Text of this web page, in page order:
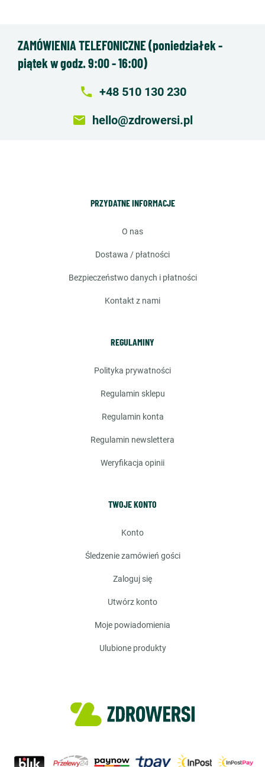
ZAMÓWIENIA TELEFONICZNE (poniedziałek -
piątek w godz. 9:00 - 16:00)
local_phone +48 510 130 230
email hello@zdrowersi.pl
PRZYDATNE INFORMACJE
o nas
dostawa / płatności
bezpieczeństwo danych i płatności
kontakt z nami
REGULAMINY
polityka prywatności
regulamin sklepu
regulamin konta
regulamin newslettera
weryfikacja opinii
TWOJE KONTO
konto
śledzenie zamówień gości
zaloguj się
utwórz konto
moje powiadomienia
ulubione produkty